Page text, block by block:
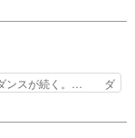
ダンスが続く。… ダ